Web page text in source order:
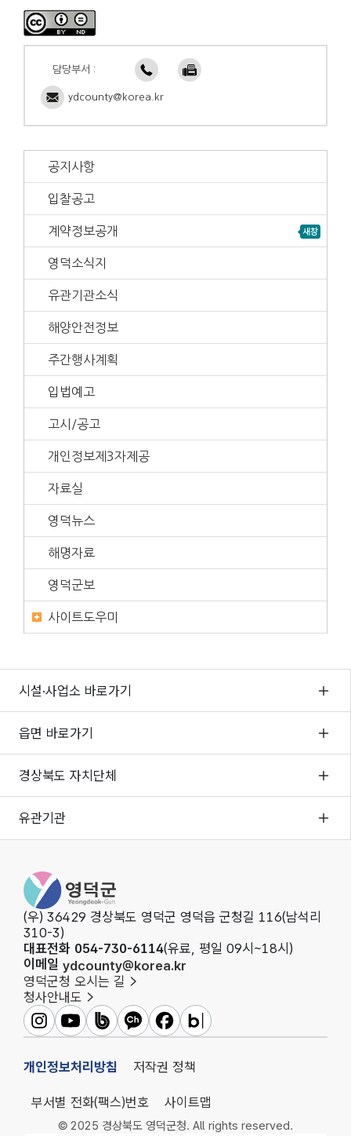
담당부서 :
ydcounty@korea.kr
공지사항
입찰공고
계약정보공개
영덕소식지
유관기관소식
해양안전정보
주간행사계획
입법예고
고시/공고
개인정보제3자제공
자료실
영덕뉴스
해명자료
영덕군보
사이트도우미
시설·사업소 바로가기
읍면 바로가기
경상북도 자치단체
유관기관
영덕군청
(우) 36429 경상북도 영덕군 영덕읍 군청길 116(남석리
310-3)
대표전화 054-730-6114(유료, 평일 09시~18시)
이메일 ydcounty@korea.kr
영덕군청 오시는 길
청사안내도
영덕군인스타그램
영덕군유튜브영덕군밴드영덕군카카오채널
영덕군페이스북
영덕군블로그
개인정보처리방침 저작권 정책
부서별 전화(팩스)번호 사이트맵
© 2025 경상북도 영덕군청. All rights reserved.